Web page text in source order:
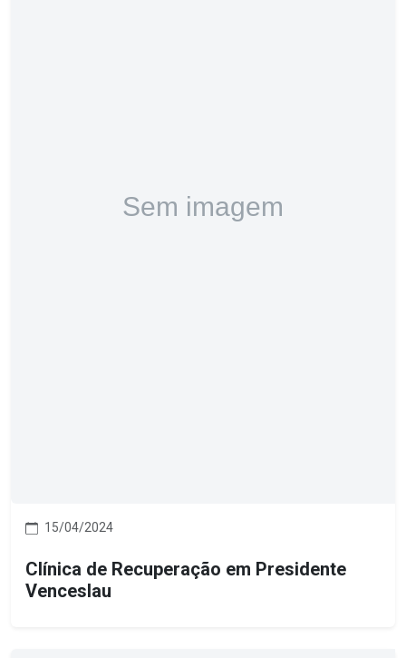
15/04/2024
Clínica de Recuperação em Presidente
Venceslau